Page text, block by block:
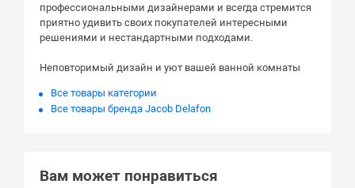
профессиональными дизайнерами и всегда стремится
приятно удивить своих покупателей интересными
решениями и нестандартными подходами.
Неповторимый дизайн и уют вашей ванной комнаты
Все товары категории
Все товары бренда Jacob Delafon
Вам может понравиться